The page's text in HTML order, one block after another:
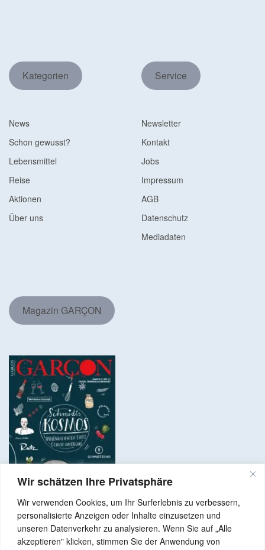
Wir schätzen Ihre Privatsphäre
Wir verwenden Cookies, um Ihr Surferlebnis zu verbessern,
personalisierte Anzeigen oder Inhalte einzusetzen und
unseren Datenverkehr zu analysieren. Wenn Sie auf „Alle
akzeptieren" klicken, stimmen Sie der Anwendung von
Kategorien
News
Schon gewusst?
Lebensmittel
Reise
Aktionen
Über uns
Service
Newsletter
Kontakt
Jobs
Impressum
AGB
Datenschutz
Mediadaten
Magazin GARÇON
Copyright © 2024 Alle Rechte vorbehalten. GenussNetzwerk.com